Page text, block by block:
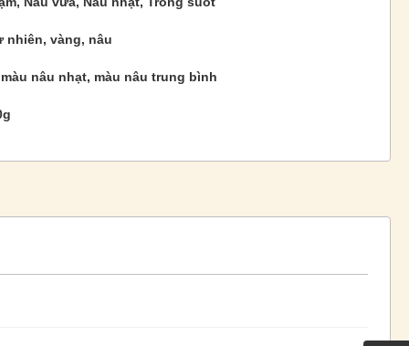
nhiên, vàng, nâu
nâu nhạt, màu nâu trung bình